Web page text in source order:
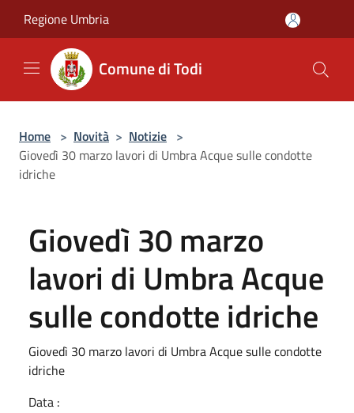
Regione Umbria
Comune di Todi
Home > Novità > Notizie >
Giovedì 30 marzo lavori di Umbra Acque sulle condotte
idriche
Giovedì 30 marzo
lavori di Umbra Acque
sulle condotte idriche
Giovedì 30 marzo lavori di Umbra Acque sulle condotte
idriche
Data :